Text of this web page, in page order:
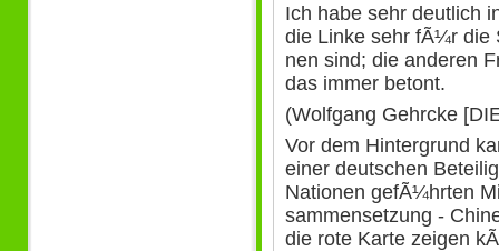
Ich habe sehr deutlich
die Linke sehr fÃ¼r die
nen sind; die anderen
das immer betont.
(Wolfgang Gehrcke
Vor dem Hintergrund
einer deutschen
Nationen gefÃ¼hrten
sammensetzung -
die rote Karte zeigen